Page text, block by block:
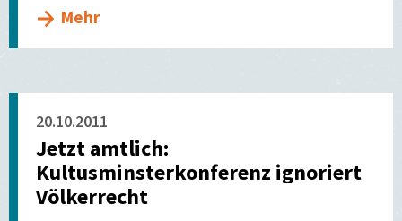
Mehr
20.10.2011
Jetzt amtlich:
Kultusminsterkonferenz ignoriert
Völkerrecht